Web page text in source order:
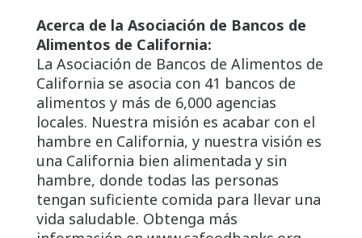
Acerca de la Asociación de Bancos de
Alimentos de California:
La Asociación de Bancos de Alimentos de
California se asocia con 41 bancos de
alimentos y más de 6,000 agencias
locales. Nuestra misión es acabar con el
hambre en California, y nuestra visión es
una California bien alimentada y sin
hambre, donde todas las personas
tengan suficiente comida para llevar una
vida saludable. Obtenga más